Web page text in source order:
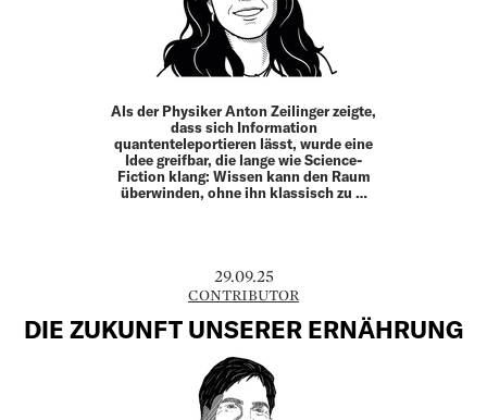
Als der Physiker Anton ­Zeilinger zeigte,
dass sich Information
quantenteleportieren lässt, wurde eine
Idee greifbar, die lange wie Science-
Fiction klang: Wissen kann den Raum
überwinden, ohne ihn klassisch zu …
29.09.25
CONTRIBUTOR
DIE ZUKUNFT UNSERER ERNÄHRUNG